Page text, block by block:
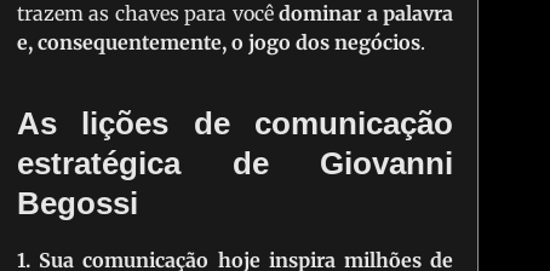
trazem as chaves para vocêdominar a palavra
e, consequentemente, o jogo dos negócios.
As lições de comunicação
estratégica de Giovanni
Begossi
1. Sua comunicação hoje inspira milhões de